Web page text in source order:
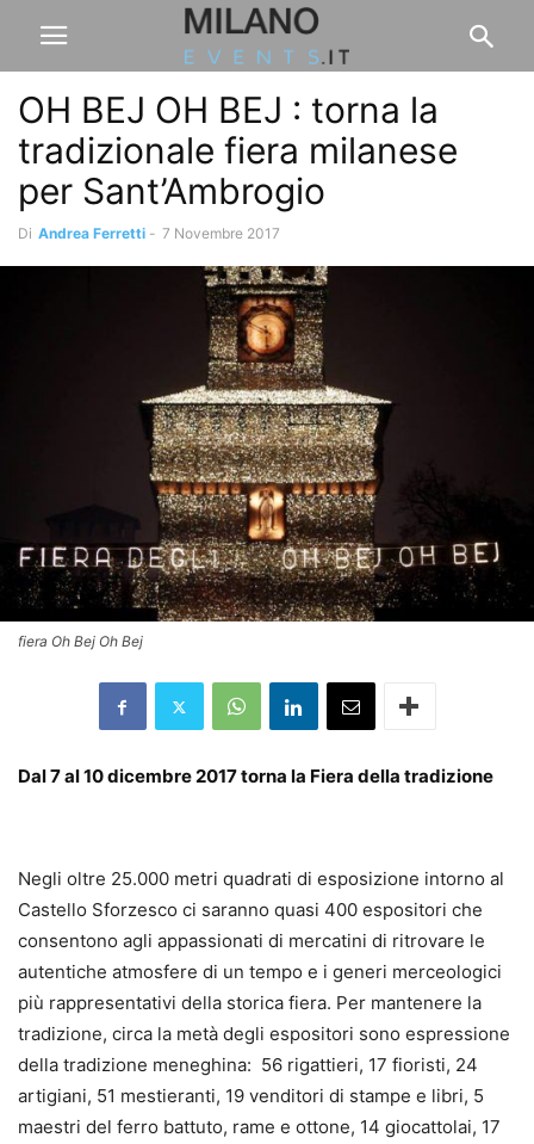
OH BEJ OH BEJ : torna la
tradizionale fiera milanese
per Sant’Ambrogio
Di Andrea Ferretti - 7 Novembre 2017
fiera Oh Bej Oh Bej
Dal 7 al 10 dicembre 2017 torna la Fiera della tradizione
Negli oltre 25.000 metri quadrati di esposizione intorno al
Castello Sforzesco ci saranno quasi 400 espositori che
consentono agli appassionati di mercatini di ritrovare le
autentiche atmosfere di un tempo e i generi merceologici
più rappresentativi della storica fiera. Per mantenere la
tradizione, circa la metà degli espositori sono espressione
della tradizione meneghina: 56 rigattieri, 17 fioristi, 24
artigiani, 51 mestieranti, 19 venditori di stampe e libri, 5
maestri del ferro battuto, rame e ottone, 14 giocattolai, 17